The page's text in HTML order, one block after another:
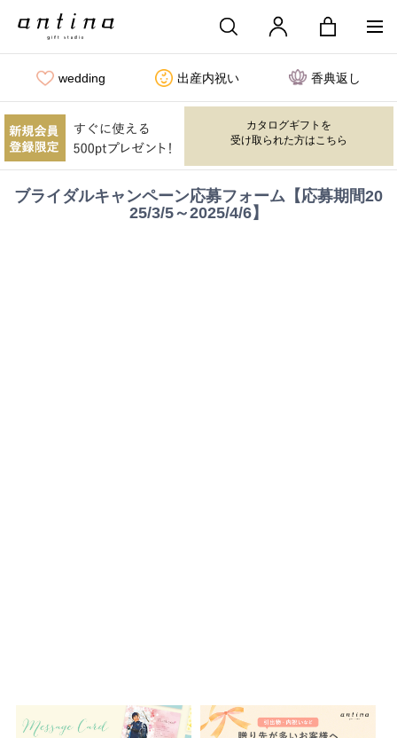
wedding 出産内祝い 香典返し
カタログギフトを
受け取られた方はこちら
ブライダルキャンペーン応募フォーム【応募期間20
25/3/5～2025/4/6】